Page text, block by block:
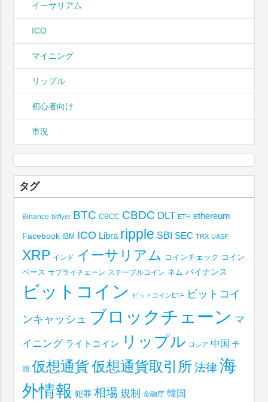
イーサリアム
ICO
マイニング
リップル
初心者向け
市況
タグ
Binance bitflyer BTC CBCC CBDC DLT ETH ethereum
Facebook IBM ICO Libra ripple SBI SEC TRX UASF
XRP インド イーサリアム コインチェック コイン
ベース サプライチェーン ステーブルコイン ネム バイナンス
ビットコイン ビットコインETF ビットコイ
ンキャッシュ ブロックチェーン マ
イニング ライトコイン リップル ロシア 中国 予
測 仮想通貨仮想通貨取引所 法律 海
外情報 犯罪 相場 規制 金融庁 韓国